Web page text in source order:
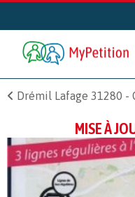
Drémil Lafage 31280 -
MISE À